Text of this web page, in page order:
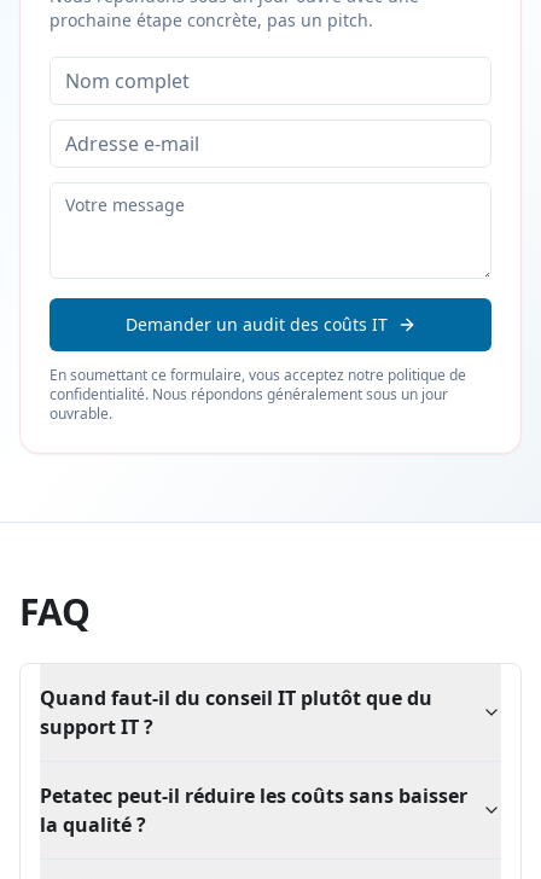
prochaine étape concrète, pas un pitch.
Demander un audit des coûts IT
En soumettant ce formulaire, vous acceptez notre politique de
confidentialité. Nous répondons généralement sous un jour
ouvrable.
FAQ
Quand faut-il du conseil IT plutôt que du
support IT ?
quotidien. Le conseil IT est nécessaire lorsque la
direction doit décider sur coûts, architecture,
Petatec peut-il réduire les coûts sans baisser
la qualité ?